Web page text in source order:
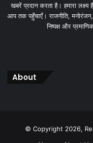
खबरें प्रदान करता है। हमारा
आप तक पहुँचाएँ। राजनीति,
निष्पक्ष और
About
© Copyright 2026,